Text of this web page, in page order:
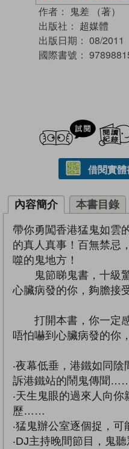
作者： 鬼差 （著）
出版社： 超媒體
出版日期： 08/2011
國際書號：
試閲
借閱實體
內容簡介 本書目錄
帶你勇闖香港猛鬼如雲
的真人真事！百無禁忌
噬的鬼地方！
鬼節睇鬼書，十級驚
心臟病發的你，夠膽接
打開本書，你一定感
唔怕嚇到心臟病發的你
‧夜幕低垂，港鐵如同
訴港鐵站的鬧鬼傳聞
‧天生鬼眼的過來人向
歷……
‧猛鬼辦公室逐個捉，
‧DJ主持晚間節目，鬼